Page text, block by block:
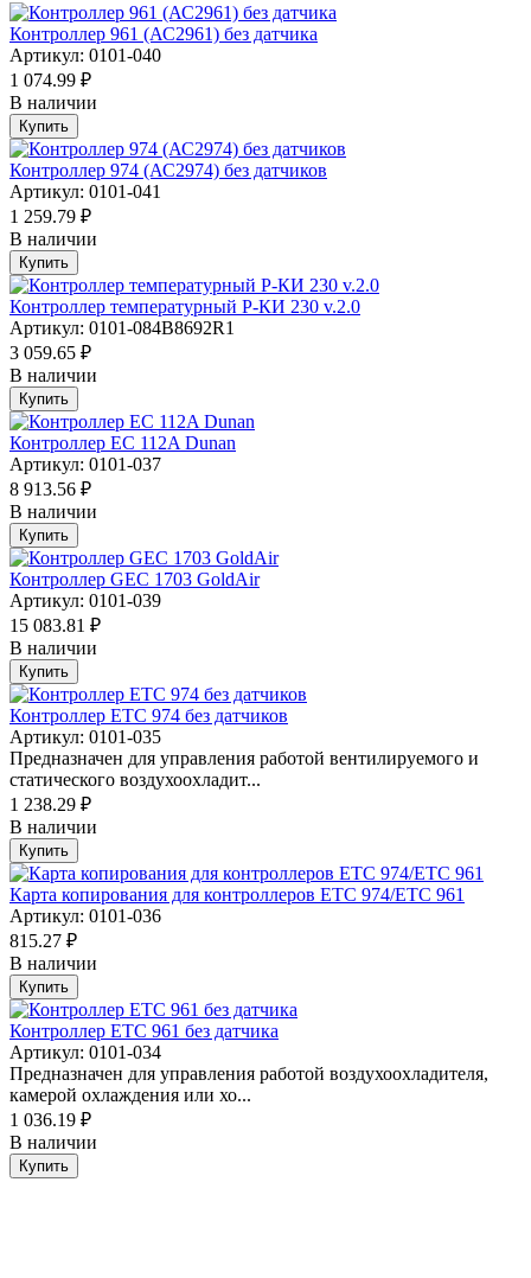
Контроллер 961 (АС2961) без датчика
Артикул: 0101-040
1 074.99 ₽
В наличии
Купить
Контроллер 974 (АС2974) без датчиков
Артикул: 0101-041
1 259.79 ₽
В наличии
Купить
Контроллер температурный Р-КИ 230 v.2.0
Артикул: 0101-084B8692R1
3 059.65 ₽
В наличии
Купить
Контроллер EC 112A Dunan
Артикул: 0101-037
8 913.56 ₽
В наличии
Купить
Контроллер GEC 1703 GoldAir
Артикул: 0101-039
15 083.81 ₽
В наличии
Купить
Контроллер ETC 974 без датчиков
Артикул: 0101-035
Предназначен для управления работой вентилируемого и
статического воздухоохладит...
1 238.29 ₽
В наличии
Купить
Карта копирования для контроллеров ETC 974/ETC 961
Артикул: 0101-036
815.27 ₽
В наличии
Купить
Контроллер ETC 961 без датчика
Артикул: 0101-034
Предназначен для управления работой воздухоохладителя,
камерой охлаждения или хо...
1 036.19 ₽
В наличии
Купить